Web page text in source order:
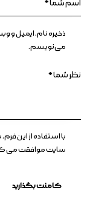
ذخیره نام، ایمیل و
می‌نویسم.
با استفاده از این
سایت موافقت می